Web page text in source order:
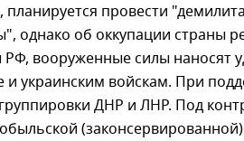
планируется провести
однако об оккупации страны
вооруженные силы наносят
и украинским войскам. При
ДНР и ЛНР. Под